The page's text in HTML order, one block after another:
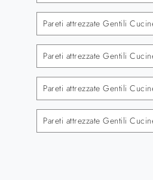
Pareti attrezzate Gentili
Pareti attrezzate Gentili
Pareti attrezzate Gentili
Pareti attrezzate Gentili